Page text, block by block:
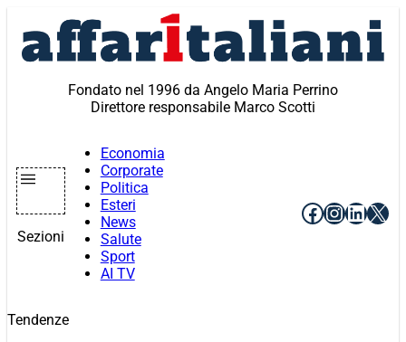
contenuto
Fondato nel 1996 da Angelo Maria Perrino
Direttore responsabile Marco Scotti
Sezioni
Economia
Corporate
Politica
Esteri
News
Salute
Sport
AI TV
Facebook
X
Tendenze